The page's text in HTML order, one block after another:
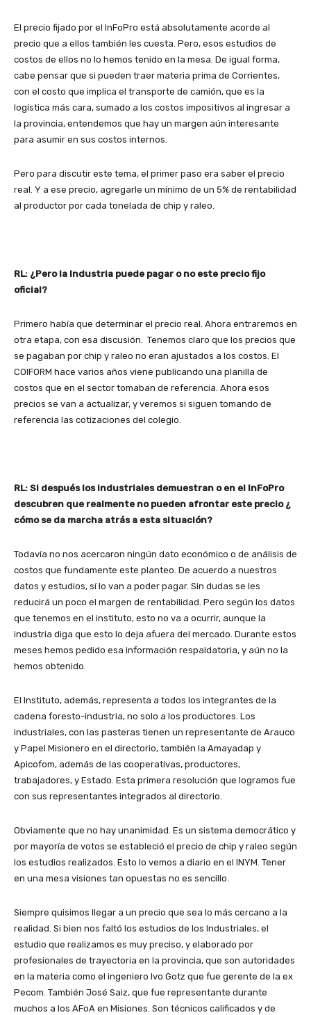
El precio fijado por el InFoPro está absolutamente acorde al
precio que a ellos también les cuesta. Pero, esos estudios de
costos de ellos no lo hemos tenido en la mesa. De igual forma,
cabe pensar que si pueden traer materia prima de Corrientes,
con el costo que implica el transporte de camión, que es la
logística más cara, sumado a los costos impositivos al ingresar a
la provincia, entendemos que hay un margen aún interesante
para asumir en sus costos internos.
Pero para discutir este tema, el primer paso era saber el precio
real. Y a ese precio, agregarle un mínimo de un 5% de rentabilidad
al productor por cada tonelada de chip y raleo.
RL: ¿Pero la Industria puede pagar o no este precio fijo
oficial?
Primero había que determinar el precio real. Ahora entraremos en
otra etapa, con esa discusión. Tenemos claro que los precios que
se pagaban por chip y raleo no eran ajustados a los costos. El
COIFORM hace varios años viene publicando una planilla de
costos que en el sector tomaban de referencia. Ahora esos
precios se van a actualizar, y veremos si siguen tomando de
referencia las cotizaciones del colegio.
RL: Si después los industriales demuestran o en el InFoPro
descubren que realmente no pueden afrontar este precio ¿
cómo se da marcha atrás a esta situación?
Todavía no nos acercaron ningún dato económico o de análisis de
costos que fundamente este planteo. De acuerdo a nuestros
datos y estudios, sí lo van a poder pagar. Sin dudas se les
reducirá un poco el margen de rentabilidad. Pero según los datos
que tenemos en el instituto, esto no va a ocurrir, aunque la
industria diga que esto lo deja afuera del mercado. Durante estos
meses hemos pedido esa información respaldatoria, y aún no la
hemos obtenido.
El Instituto, además, representa a todos los integrantes de la
cadena foresto-industria, no solo a los productores. Los
industriales, con las pasteras tienen un representante de Arauco
y Papel Misionero en el directorio, también la Amayadap y
Apicofom, además de las cooperativas, productores,
trabajadores, y Estado. Esta primera resolución que logramos fue
con sus representantes integrados al directorio.
Obviamente que no hay unanimidad. Es un sistema democrático y
por mayoría de votos se estableció el precio de chip y raleo según
los estudios realizados. Esto lo vemos a diario en el INYM. Tener
en una mesa visiones tan opuestas no es sencillo.
Siempre quisimos llegar a un precio que sea lo más cercano a la
realidad. Si bien nos faltó los estudios de los Industriales, el
estudio que realizamos es muy preciso, y elaborado por
profesionales de trayectoria en la provincia, que son autoridades
en la materia como el ingeniero Ivo Gotz que fue gerente de la ex
Pecom. También José Saiz, que fue representante durante
muchos a los AFoA en Misiones. Son técnicos calificados y de